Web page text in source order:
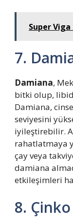
Super
7.
Damiana,
bitki olup,
Damiana,
seviyesini
iyileştirebilir.
rahatlatmaya
çay veya
damiana
etkileşimleri
8.